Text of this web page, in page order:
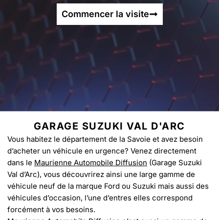
Commencer la visite
GARAGE SUZUKI VAL D'ARC
Vous habitez le département de la Savoie et avez besoin
d’acheter un véhicule en urgence? Venez directement
dans le Maurienne Automobile Diffusion (Garage Suzuki
Val d’Arc), vous découvrirez ainsi une large gamme de
véhicule neuf de la marque Ford ou Suzuki mais aussi des
véhicules d’occasion, l’une d’entres elles correspond
forcément à vos besoins.